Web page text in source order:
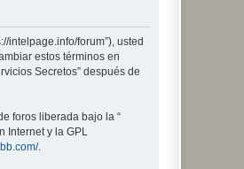
intelpage.info/forum”), usted
estos términos en
Secretos” después de
foros liberada bajo la “
Internet y la GPL
.